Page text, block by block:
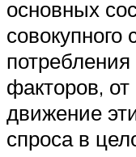
основных
совокупного
факторов,
движение
спроса в